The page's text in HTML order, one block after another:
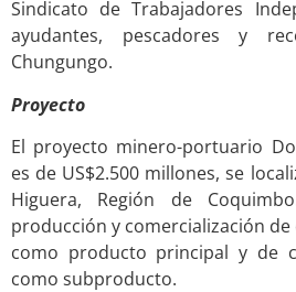
Sindicato de Trabajadores
ayudantes, pescadores y
Chungungo.
Proyecto
El proyecto minero-portuario
es de US$2.500 millones, se
Higuera, Región de
producción y comercialización
como producto principal y de
como subproducto.